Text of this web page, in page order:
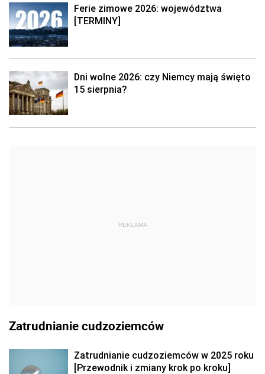
Ferie zimowe 2026: województwa
[TERMINY]
Dni wolne 2026: czy Niemcy mają święto
15 sierpnia?
REKLAMA
Zatrudnianie cudzoziemców
Zatrudnianie cudzoziemców w 2025 roku
[Przewodnik i zmiany krok po kroku]